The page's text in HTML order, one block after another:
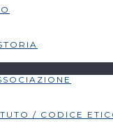
/ CODICE